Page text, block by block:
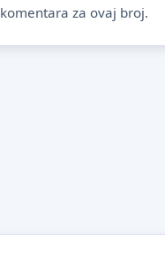
komentara za ovaj broj.